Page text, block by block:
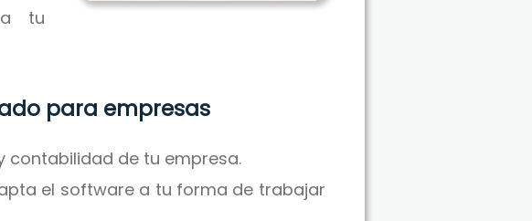
tu
para empresas
contabilidad de tu empresa.
el software a tu forma de trabajar